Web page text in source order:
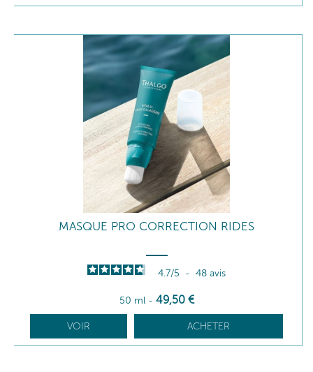
MASQUE PRO CORRECTION RIDES
4.7/5 - 48 avis
50 ml - 49,50 €
VOIR ACHETER